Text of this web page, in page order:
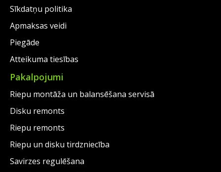
Sīkdatņu politika
Apmaksas veidi
Piegāde
Atteikuma tiesības
Pakalpojumi
Riepu montāža un balansēšana servisā
Disku remonts
Riepu remonts
Riepu un disku tirdzniecība
Savirzes regulēšana